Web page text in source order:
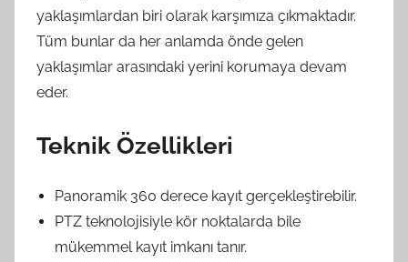
yaklaşımlardan biri olarak karşımıza çıkmaktadır.
Tüm bunlar da her anlamda önde gelen
yaklaşımlar arasındaki yerini korumaya devam
eder.
Teknik Özellikleri
Panoramik 360 derece kayıt gerçekleştirebilir.
PTZ teknolojisiyle kör noktalarda bile
mükemmel kayıt imkanı tanır.